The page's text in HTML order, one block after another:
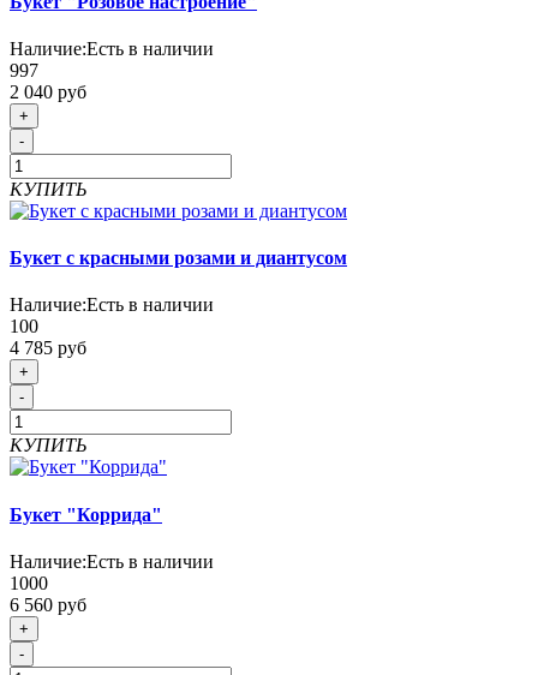
Наличие:Есть в наличии
997
2 040 руб
+
-
КУПИТЬ
Букет с красными розами и диантусом
Наличие:Есть в наличии
100
4 785 руб
+
-
КУПИТЬ
Букет "Коррида"
Наличие:Есть в наличии
1000
6 560 руб
+
-